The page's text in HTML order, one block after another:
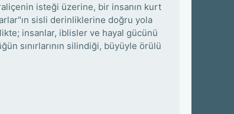
isteği üzerine, bir insanın kurt
sisli derinliklerine doğru yola
insanlar, iblisler ve hayal gücünü
sınırlarının silindiği, büyüyle örülü